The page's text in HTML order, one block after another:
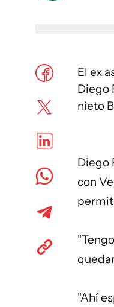
El ex
Diego
nieto
Diego
con
"Ahí